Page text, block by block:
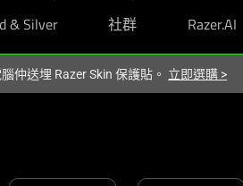
& Silver 社群 Razer.AI
仲送埋 Razer Skin 保護貼。 立即選購 >